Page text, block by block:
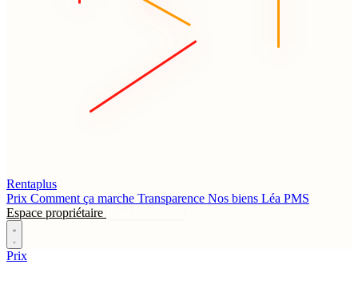
Rentaplus
Prix Comment ça marche Transparence Nos biens Léa PMS
Espace propriétaire
Prix